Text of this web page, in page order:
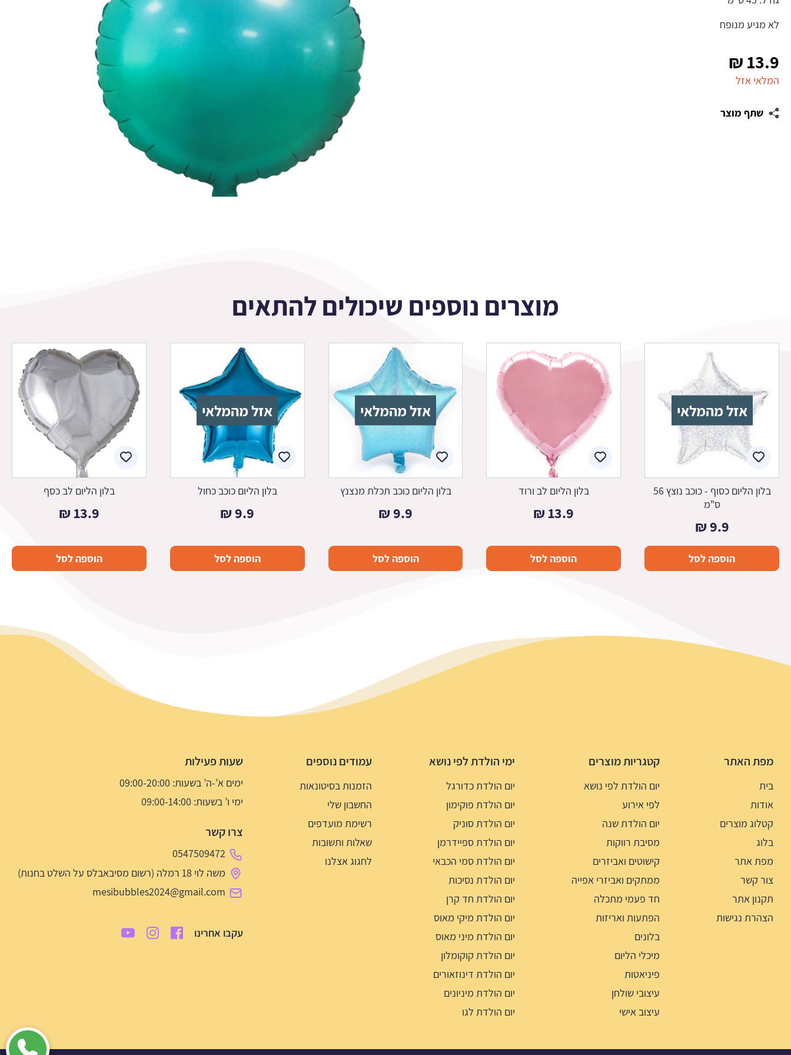
לא מגיע מנופח
13.9
₪
המלאי אזל
שתף מוצר
מוצרים נוספים שיכולים להתאים
אזל מהמלאי
בלון הליום כסוף - כוכב נוצץ 56
ס"מ
9.9
₪
הוספה לסל
בלון הליום לב ורוד
13.9
₪
הוספה לסל
אזל מהמלאי
בלון הליום כוכב תכלת מנצנץ
9.9
₪
הוספה לסל
אזל מהמלאי
בלון הליום כוכב כחול
9.9
₪
הוספה לסל
בלון הליום לב כסף
13.9
₪
הוספה לסל
מפת האתר
בית
אודות
קטלוג מוצרים
בלוג
מפת אתר
צור קשר
תקנון אתר
הצהרת נגישות
קטגריות מוצרים
יום הולדת לפי נושא
לפי אירוע
יום הולדת שנה
מסיבת רווקות
קישוטים ואביזרים
ממתקים ואביזרי אפייה
חד פעמי מתכלה
הפתעות ואריזות
בלונים
מיכלי הליום
פיניאטות
עיצובי שולחן
עיצוב אישי
ימי הולדת לפי נושא
יום הולדת כדורגל
יום הולדת פוקימון
יום הולדת סוניק
יום הולדת ספיידרמן
יום הולדת סמי הכבאי
יום הולדת נסיכות
יום הולדת חד קרן
יום הולדת מיקי מאוס
יום הולדת מיני מאוס
יום הולדת קוקומלון
יום הולדת דינוזאורים
יום הולדת מיניונים
יום הולדת לגו
עמודים נוספים
הזמנות בסיטונאות
החשבון שלי
רשימת מועדפים
שאלות ותשובות
לחגוג אצלנו
שעות פעילות
ימים א’-ה’ בשעות: 09:00-20:00
ימי ו’ בשעות: 09:00-14:00
צרו קשר
0547509472
משה לוי 18 רמלה (רשום מסיבאבלס על השלט בחנות)
mesibubbles2024@gmail.com
עקבו אחרינו